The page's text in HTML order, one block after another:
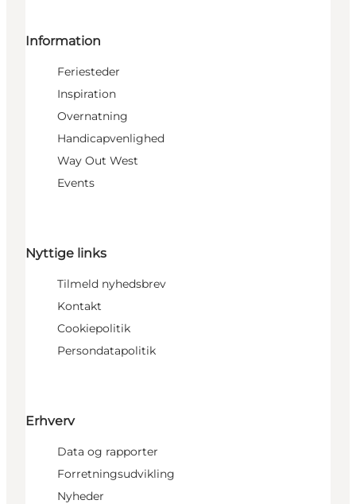
Information
Feriesteder
Inspiration
Overnatning
Handicapvenlighed
Way Out West
Events
Nyttige links
Tilmeld nyhedsbrev
Kontakt
Cookiepolitik
Persondatapolitik
Erhverv
Data og rapporter
Forretningsudvikling
Nyheder